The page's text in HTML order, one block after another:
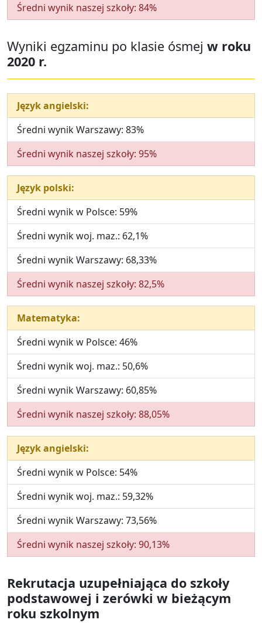
Średni wynik naszej szkoły: 84%
Wyniki egzaminu po klasie ósmej w roku
2020 r.
Język angielski:
Średni wynik Warszawy: 83%
Średni wynik naszej szkoły: 95%
Język polski:
Średni wynik w Polsce: 59%
Średni wynik woj. maz.: 62,1%
Średni wynik Warszawy: 68,33%
Średni wynik naszej szkoły: 82,5%
Matematyka:
Średni wynik w Polsce: 46%
Średni wynik woj. maz.: 50,6%
Średni wynik Warszawy: 60,85%
Średni wynik naszej szkoły: 88,05%
Język angielski:
Średni wynik w Polsce: 54%
Średni wynik woj. maz.: 59,32%
Średni wynik Warszawy: 73,56%
Średni wynik naszej szkoły: 90,13%
Rekrutacja uzupełniająca do szkoły
podstawowej i zerówki w bieżącym
roku szkolnym